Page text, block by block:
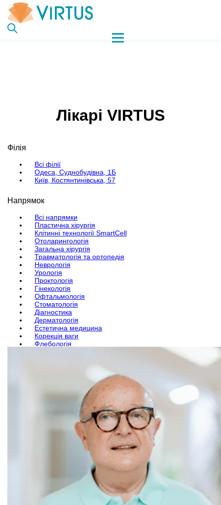
Лікарі VIRTUS
Філія
Всі філії
Одеса, Суднобудівна, 1Б
Київ, Костянтинівська, 57
Напрямок
Всі напрямки
Пластична хірургія
Клітинні технології SmartCell
Отоларингологія
Загальна хірургія
Травматологія та ортопедія
Неврологія
Урологія
Проктологія
Гінекологія
Офтальмологія
Стоматологія
Діагностика
Дерматологія
Естетична медицина
Корекція ваги
Флебологія
Щелепно-лицева хірургія
Алергологія
Сучасна анестезія